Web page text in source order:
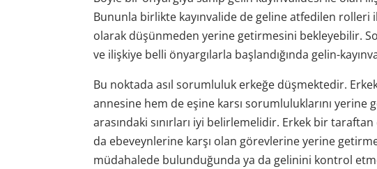
Bununla birlikte kayınvalide de geline atfedilen rolleri
olarak düşünmeden yerine getirmesini bekleyebilir.
ve ilişkiye belli önyargılarla başlandığında gelin-
Bu noktada asıl sorumluluk erkeğe düşmektedir.
annesine hem de eşine karsı sorumluluklarını
arasındaki sınırları iyi belirlemelidir. Erkek bir
da ebeveynlerine karşı olan görevlerine yerine
müdahalede bulunduğunda ya da gelinini kontrol